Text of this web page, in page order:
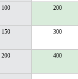
100 200
150 300
200 400